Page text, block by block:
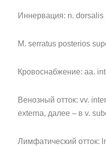
Иннервация: n.
M. serratus posterios
Кровоснабжение: aa.
Венозный отток: vv.
externa, далее – в v.
Лимфатический отток: